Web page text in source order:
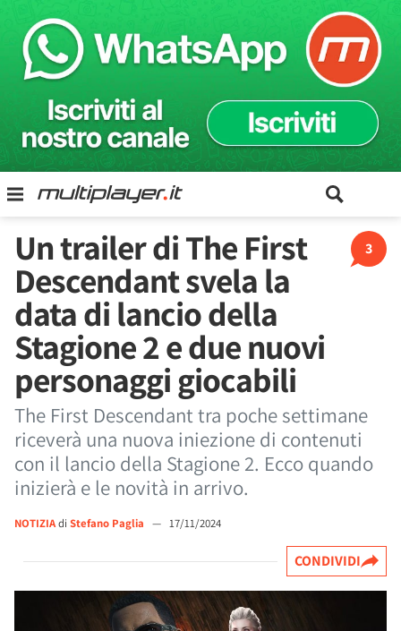
3
Un trailer di The First
Descendant svela la
data di lancio della
Stagione 2 e due nuovi
personaggi giocabili
The First Descendant tra poche settimane
riceverà una nuova iniezione di contenuti
con il lancio della Stagione 2. Ecco quando
inizierà e le novità in arrivo.
NOTIZIAdi Stefano Paglia — 17/11/2024
CONDIVIDI